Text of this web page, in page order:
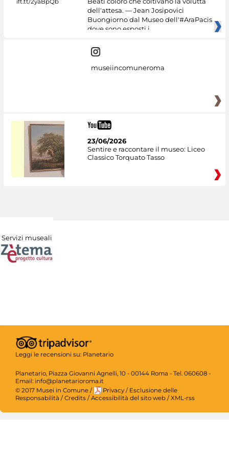
dell'attesa. — Jean Josipovici
Buongiorno dal Museo dell'#AraPacis
dove sono esposti i
museiincomuneroma
23/06/2026
Sentire e raccontare il museo: Liceo
Classico Torquato Tasso
Servizi museali
Leggi le recensioni su: Planetario
Planetario, Piazza Giovanni Agnelli, 10 - 00144 Roma - Tel. 060608 -
Email: info@planetarioroma.it
© 2017 Musei in Comune / Privacy / Esclusione delle
Responsabilità / Credits / Accessibilità del sito web / XML-rss